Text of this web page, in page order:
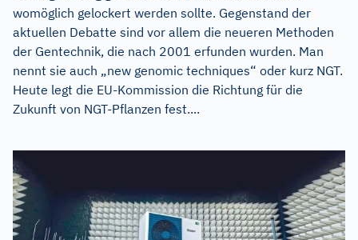
womöglich gelockert werden sollte. Gegenstand der
aktuellen Debatte sind vor allem die neueren Methoden
der Gentechnik, die nach 2001 erfunden wurden. Man
nennt sie auch „new genomic techniques“ oder kurz NGT.
Heute legt die EU-Kommission die Richtung für die
Zukunft von NGT-Pflanzen fest....